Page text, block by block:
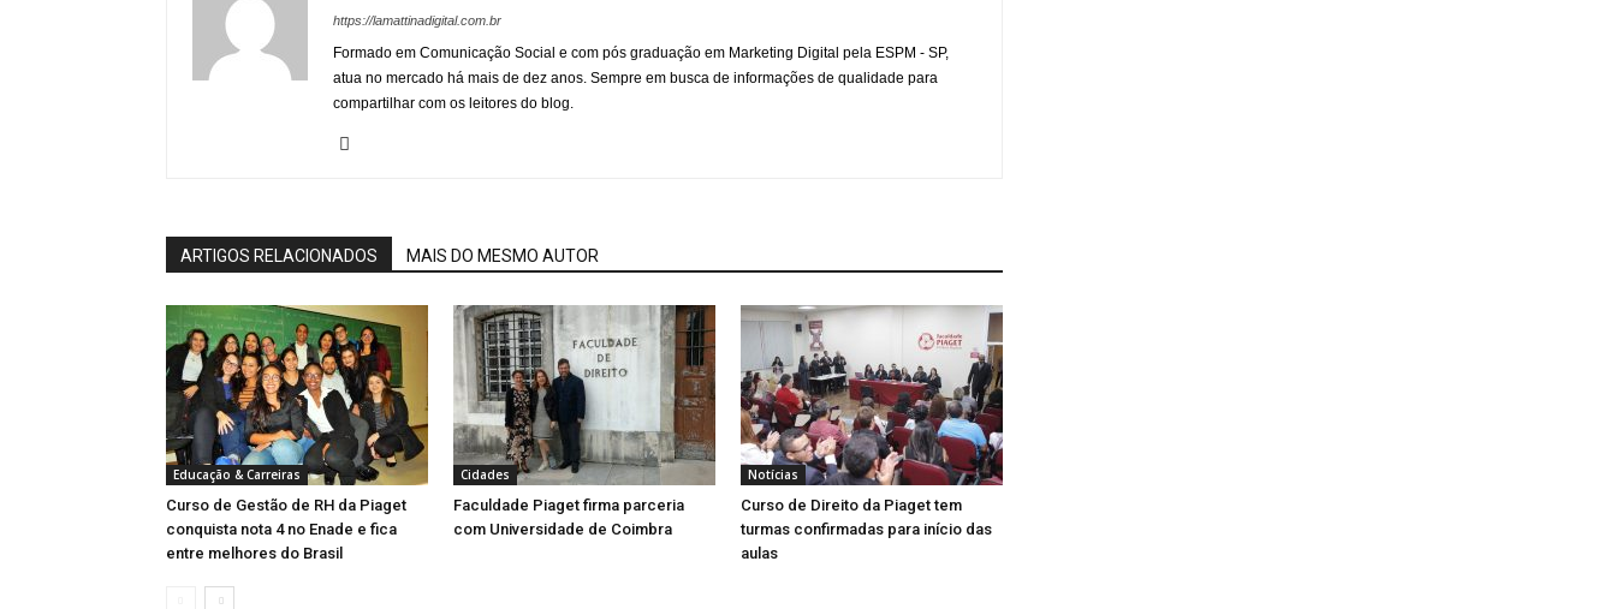
https://lamattinadigital.com.br
Formado em Comunicação Social e com pós graduação em Marketing Digital pela ESPM - SP,
atua no mercado há mais de dez anos. Sempre em busca de informações de qualidade para
compartilhar com os leitores do blog.
ARTIGOS RELACIONADOS MAIS DO MESMO AUTOR
Educação & Carreiras
Curso de Gestão de RH da Piaget
conquista nota 4 no Enade e fica
entre melhores do Brasil
Cidades
Faculdade Piaget firma parceria
com Universidade de Coimbra
Notícias
Curso de Direito da Piaget tem
turmas confirmadas para início das
aulas